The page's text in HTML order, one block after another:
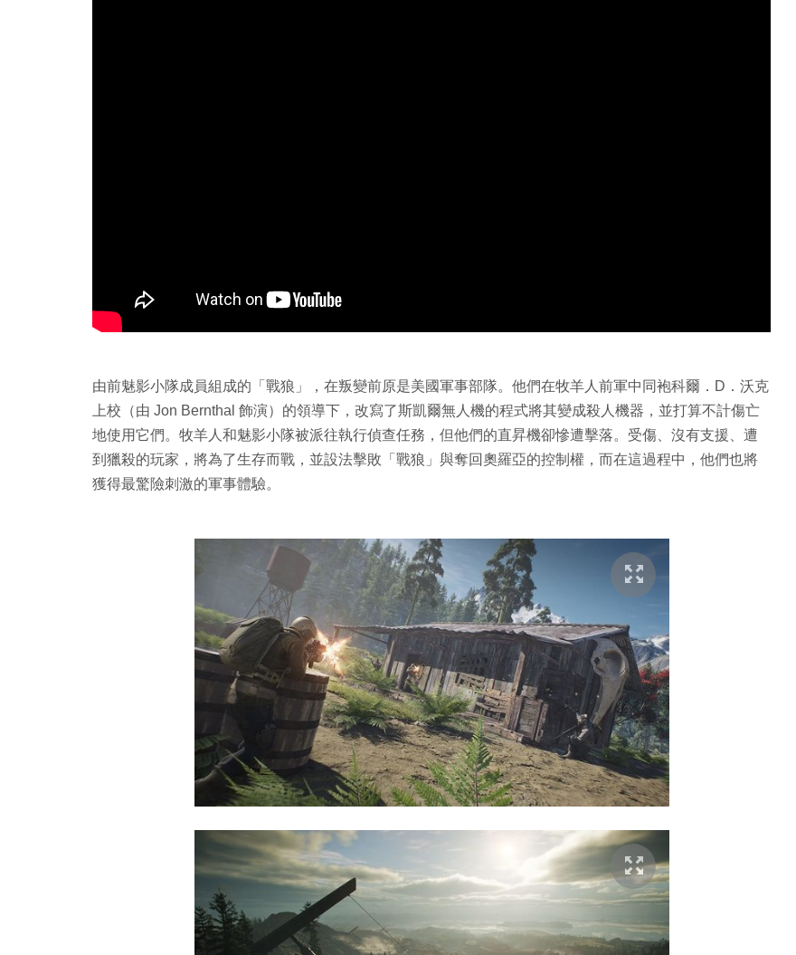
由前魅影小隊成員組成的「戰狼」，在叛變前原是美國軍事部隊。他們在牧羊人前軍中同袍科爾．D．沃克
上校（由 Jon Bernthal 飾演）的領導下，改寫了斯凱爾無人機的程式將其變成殺人機器，並打算不計傷亡
地使用它們。牧羊人和魅影小隊被派往執行偵查任務，但他們的直昇機卻慘遭擊落。受傷、沒有支援、遭
到獵殺的玩家，將為了生存而戰，並設法擊敗「戰狼」與奪回奧羅亞的控制權，而在這過程中，他們也將
獲得最驚險刺激的軍事體驗。